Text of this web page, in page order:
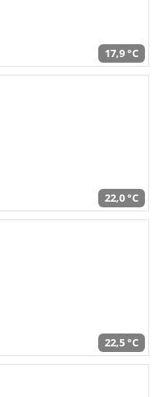
17,9 °C
22,0 °C
22,5 °C